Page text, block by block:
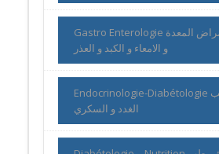
Gastro Enterologie اخصائيي امراض المعدة
و الامعاء و الكبد و العذر
Endocrinologie-Diabétologie اخصائيي طب
الغدد و السكري